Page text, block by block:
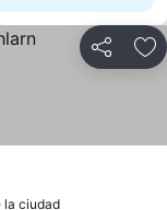
Compartir
la ciudad